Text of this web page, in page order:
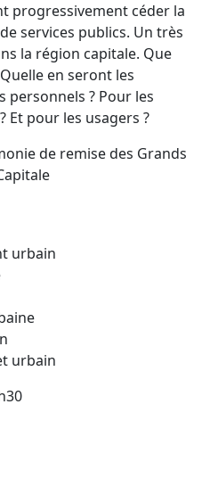
progressivement céder la
services publics. Un très
la région capitale. Que
en seront les
personnels ? Pour les
Et pour les usagers ?
de remise des Grands
urbain
urbain